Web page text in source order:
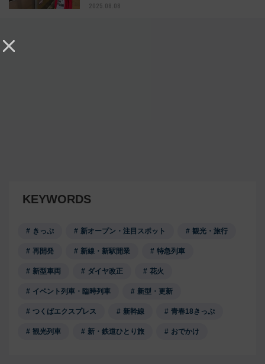
2025.08.08
KEYWORDS
きっぷ 新オープン・注目スポット 観光・旅行
再開発 新線・新駅開業 特急列車
新型車両 ダイヤ改正 花火
イベント列車・臨時列車 新型・更新
つくばエクスプレス 新幹線 青春18きっぷ
観光列車 新・鉄道ひとり旅 おでかけ